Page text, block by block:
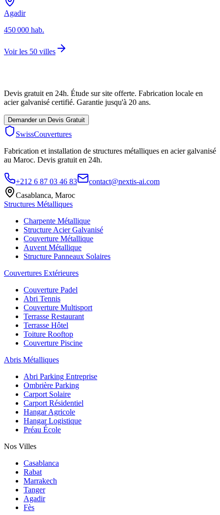
Agadir
450 000 hab.
Voir les 50 villes
Devis gratuit en 24h. Étude sur site offerte. Fabrication locale en
acier galvanisé certifié. Garantie jusqu'à 20 ans.
Demander un Devis Gratuit
SwissCouvertures
Fabrication et installation de structures métalliques en acier galvanisé
au Maroc. Devis gratuit en 24h.
+212 6 87 03 46 83
contact@nextis-ai.com
Casablanca, Maroc
Structures Métalliques
Charpente Métallique
Structure Acier Galvanisé
Couverture Métallique
Auvent Métallique
Structure Panneaux Solaires
Couvertures Extérieures
Couverture Padel
Abri Tennis
Couverture Multisport
Terrasse Restaurant
Terrasse Hôtel
Toiture Rooftop
Couverture Piscine
Abris Métalliques
Abri Parking Entreprise
Ombrière Parking
Carport Solaire
Carport Résidentiel
Hangar Agricole
Hangar Logistique
Préau École
Nos Villes
Casablanca
Rabat
Marrakech
Tanger
Agadir
Fès